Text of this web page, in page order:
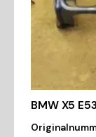
BMW X5